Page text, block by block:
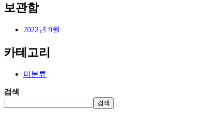
보관함
2022년 9월
카테고리
미분류
검색
검색